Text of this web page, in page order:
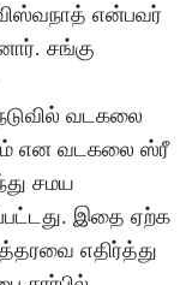
விஸ்வநாத் என்பவர்
சங்கு
வடகலை
என வடகலை ஸ்ரீ
சமய
இதை ஏற்க
எதிர்த்து